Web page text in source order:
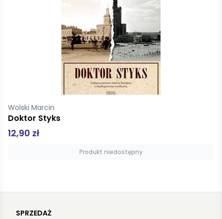
Kenyon Douglas J.
Zakazana historia ludzkości
59,80 zł
Dodaj do koszyka
SPRZEDAŻ